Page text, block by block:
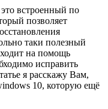
встроенный по
позволяет
таки полезный
на помощь
исправить
я расскажу Вам,
10, которую ещё